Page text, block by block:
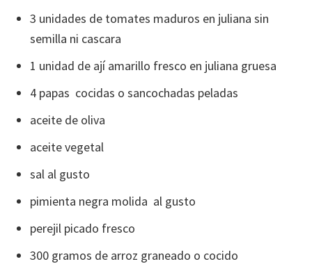
3 unidades de tomates maduros en juliana sin
semilla ni cascara
1 unidad de ají amarillo fresco en juliana gruesa
4 papas cocidas o sancochadas peladas
aceite de oliva
aceite vegetal
sal al gusto
pimienta negra molida al gusto
perejil picado fresco
300 gramos de arroz graneado o cocido